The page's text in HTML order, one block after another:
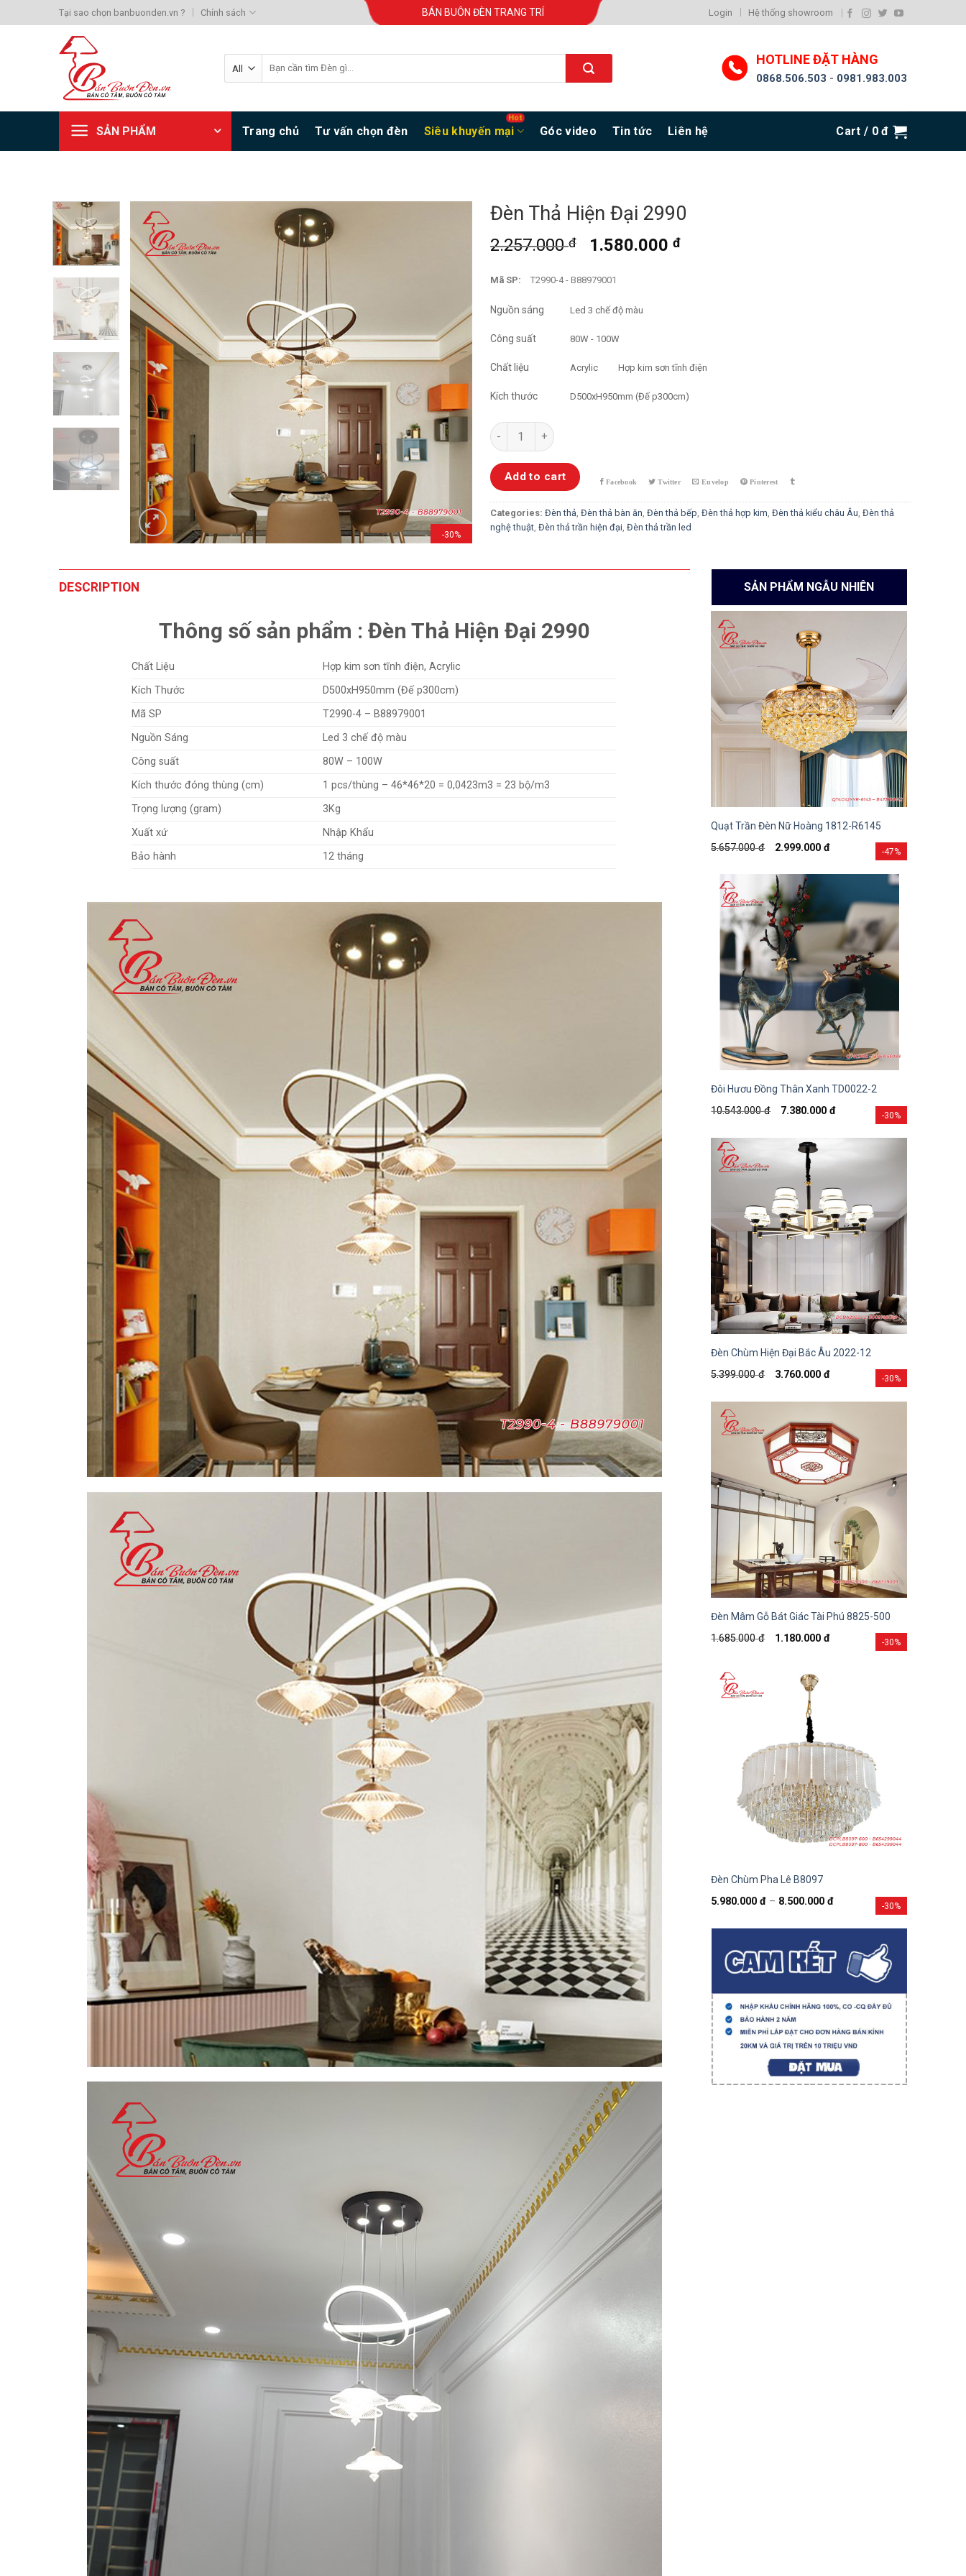
to
Tại sao chọn banbuonden.vn ? Chính sách BÁN BUÔN ĐÈN TRANG TRÍ Login Hệ thống showroom
for:
HOTLINE ĐẶT HÀNG
0868.506.503 - 0981.983.003
SẢN PHẨM Trang chủ Tư vấn chọn đèn Siêu khuyến mại Góc video Tin tức Liên hệ Cart / 0đ
-30%
Đèn Thả Hiện Đại 2990
2.257.000đ 1.580.000đ
Mã SP: T2990-4 - B88979001
Nguồn sáng Led 3 chế độ màu
Công suất 80W - 100W
Chất liệu Acrylic Hợp kim sơn tĩnh điện
Kích thước D500xH950mm (Đế p300cm)
Đèn Thả Hiện Đại 2990 quantity
Add to cart
Categories: Đèn thả, Đèn thả bàn ăn, Đèn thả bếp, Đèn thả hợp kim, Đèn thả kiểu châu Âu, Đèn thả
nghệ thuật, Đèn thả trần hiện đại, Đèn thả trần led
DESCRIPTION
Thông số sản phẩm : Đèn Thả Hiện Đại 2990
Chất Liệu
Hợp kim sơn tĩnh điện, Acrylic
Kích Thước
D500xH950mm (Đế p300cm)
Mã SP
T2990-4 – B88979001
Nguồn Sáng
Led 3 chế độ màu
Công suất
80W – 100W
Kích thước đóng thùng (cm)
1 pcs/thùng – 46*46*20 = 0,0423m3 = 23 bộ/m3
Trọng lượng (gram)
3Kg
Xuất xứ
Nhập Khẩu
Bảo hành
12 tháng
SẢN PHẨM NGẪU NHIÊN
-47%
Quạt Trần Đèn Nữ Hoàng 1812-R6145
5.657.000đ 2.999.000 đ
-30%
Đôi Hươu Đồng Thân Xanh TD0022-2
10.543.000đ 7.380.000 đ
-30%
Đèn Chùm Hiện Đại Bắc Âu 2022-12
5.399.000đ 3.760.000 đ
-30%
Đèn Mâm Gỗ Bát Giác Tài Phú 8825-500
1.685.000đ 1.180.000 đ
-30%
Đèn Chùm Pha Lê B8097
5.980.000đ – 8.500.000đ